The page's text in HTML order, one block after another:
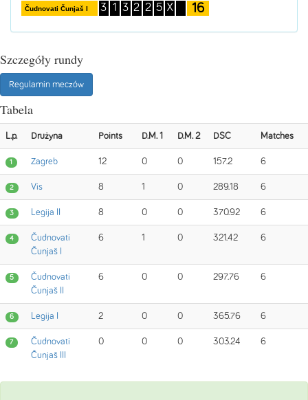
Čudnovati Čunjaš I
3 1
3 2 2 5 X
16
Szczegóły rundy
Regulamin meczów
Tabela
L.p. Drużyna Points D.M. 1 D.M. 2 DSC Matches
1 Zagreb 12 0 0 157.2 6
2 Vis 8 1 0 289.18 6
3 Legija II 8 0 0 370.92 6
4
Čudnovati
Čunjaš I
6 1 0 321.42 6
5
Čudnovati
Čunjaš II
6 0 0 297.76 6
6 Legija I 2 0 0 365.76 6
7
Čudnovati
Čunjaš III
0 0 0 303.24 6